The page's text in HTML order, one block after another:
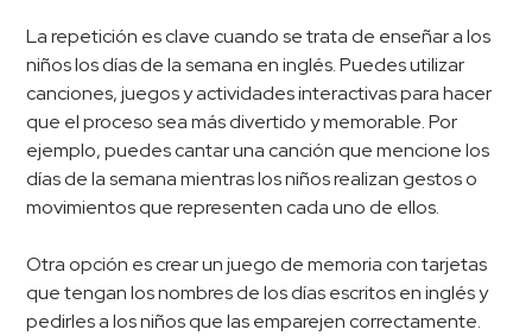
La repetición es clave cuando se trata de enseñar a los
niños los días de la semana en inglés. Puedes utilizar
canciones, juegos y actividades interactivas para hacer
que el proceso sea más divertido y memorable. Por
ejemplo, puedes cantar una canción que mencione los
días de la semana mientras los niños realizan gestos o
movimientos que representen cada uno de ellos.
Otra opción es crear un juego de memoria con tarjetas
que tengan los nombres de los días escritos en inglés y
pedirles a los niños que las emparejen correctamente.